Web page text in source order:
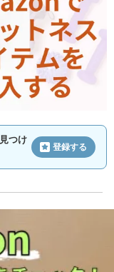
見つけ
登録する